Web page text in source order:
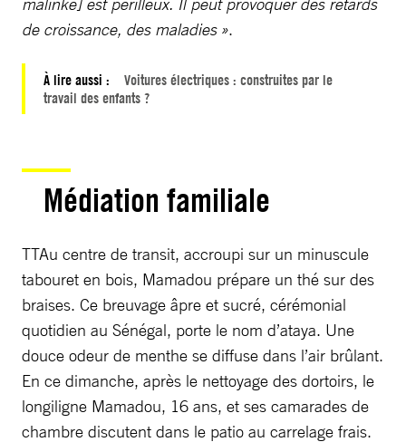
de croissance, des maladies ».
À lire aussi :
Voitures électriques : construites par le
travail des enfants ?
Médiation familiale
TTAu centre de transit, accroupi sur un minuscule
tabouret en bois, Mamadou prépare un thé sur des
braises. Ce breuvage âpre et sucré, cérémonial
quotidien au Sénégal, porte le nom d’ataya. Une
douce odeur de menthe se diffuse dans l’air brûlant.
En ce dimanche, après le nettoyage des dortoirs, le
longiligne Mamadou, 16 ans, et ses camarades de
chambre discutent dans le patio au carrelage frais.